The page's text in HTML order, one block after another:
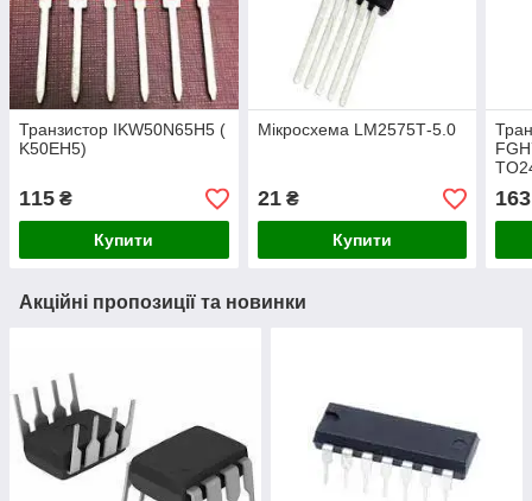
Транзистор IKW50N65H5 (
K50EH5)
115 ₴
Купити
Мікросхема LM2575Т-5.0
21₴
Купити
163
Акційні пропозиції та новинки